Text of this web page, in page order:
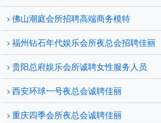
佛山潮庭会所招聘高端商务模特
福州钻石年代娱乐会所夜总会招聘佳丽
贵阳总府娱乐会所诚聘女性服务人员
西安环球一号夜总会诚聘佳丽
重庆四季会所夜总会诚聘佳丽